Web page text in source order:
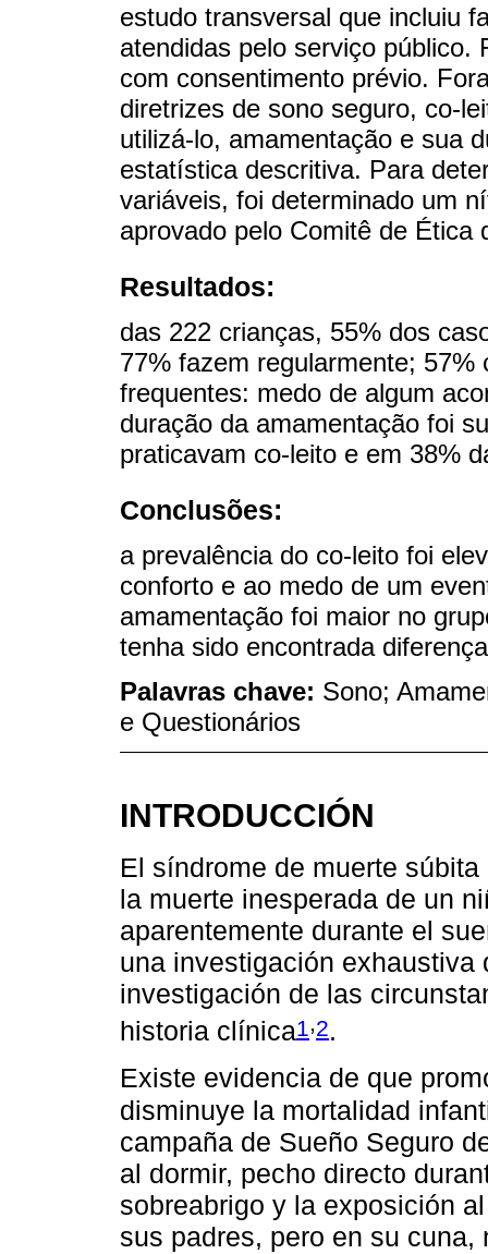
estudo transversal que incluiu
atendidas pelo serviço público.
com consentimento prévio.
diretrizes de sono seguro, co-
utilizá-lo, amamentação e sua
estatística descritiva. Para
variáveis, foi determinado um
aprovado pelo Comitê de Ética
Resultados:
das 222 crianças, 55% dos
77% fazem regularmente;
frequentes: medo de algum
duração da amamentação foi
praticavam co-leito e em 38%
Conclusões:
a prevalência do co-leito foi
conforto e ao medo de um
amamentação foi maior no
tenha sido encontrada
Palavras chave: Sono;
e Questionários
INTRODUCCIÓN
El síndrome de muerte
la muerte inesperada de un
aparentemente durante el
una investigación
investigación de las
historia clínica1 ,2.
Existe evidencia de que
disminuye la mortalidad
campaña de Sueño Seguro
al dormir, pecho directo
sobreabrigo y la exposición
sus padres, pero en su